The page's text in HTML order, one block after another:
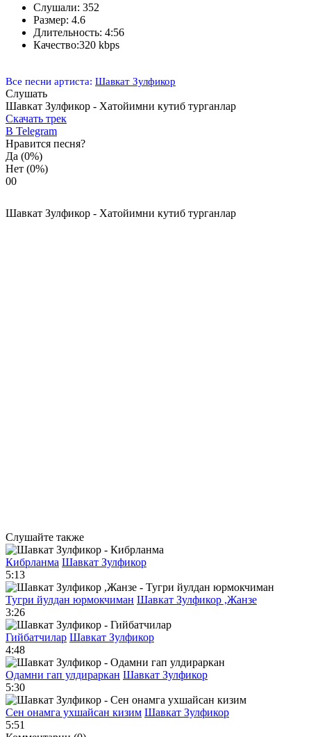
Слушали: 352
Размер: 4.6
Длительность: 4:56
Качество:320 kbps
Все песни артиста: Шавкат Зулфикор
Слушать
Шавкат Зулфикор - Хатойимни кутиб турганлар
Скачать трек
В Telegram
Нравится песня?
Да (0%)
Нет (0%)
00
Шавкат Зулфикор - Хатойимни кутиб турганлар
Слушайте также
Кибрланма Шавкат Зулфикор
5:13
Тугри йулдан юрмокчиман Шавкат Зулфикор ,Жанзе
3:26
Гийбатчилар Шавкат Зулфикор
4:48
Одамни гап улдираркан Шавкат Зулфикор
5:30
Сен онамга ухшайсан кизим Шавкат Зулфикор
5:51